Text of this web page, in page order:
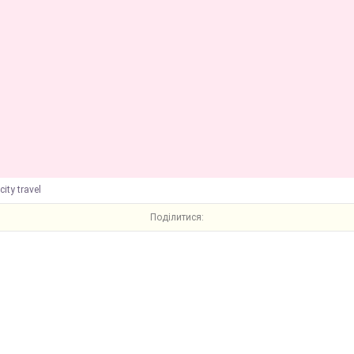
travel
Поділитися: